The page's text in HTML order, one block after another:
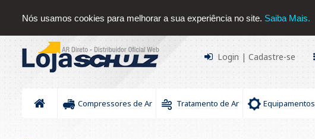
Login | Cadastre-se
Compressores de Ar Tratamento de Ar Equipamentos
Nós usamos cookies para melhorar a sua experiência no site. Saiba Mais.